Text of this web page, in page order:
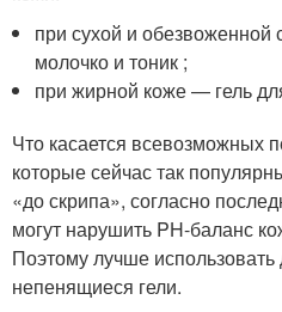
при сухой и обезвоженной
молочко и тоник ;
при жирной коже — гель
Что касается всевозможных
которые сейчас так
«до скрипа», согласно
могут нарушить PH-баланс
Поэтому лучше
непенящиеся гели.